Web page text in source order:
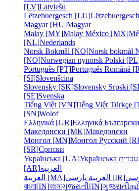
[LV]Latviešu
Lëtzebuergesch [LU]Lëtzebuergesch
Magyar [HU]Magyar
Malay [MY]Malay México [MX]
[NL]Nederlands
Norsk Bokmål [NO]Norsk bokmål
[NO]Norwegian nynorsk Polski
Português [PT]Português Română
[SI]Slovenšcina
Slovensky [SK]Slovensky Srpski
[SE]Svenska
Tiếng Việt [VN]Tiếng Việt Türkçe
[SN]Wolof
Ελληνικά [GR]Ελληνικά
Македонски [MK]Македонски
Монгол [MN]Монгол Русский
[SR]Српски
Українська [UA]Українська
[AR]العربية
العربية [MA]
العربية پارسی [IR]
বাংলা[IN]বাংলাગુજરાતી[IN]ગુજરાતી